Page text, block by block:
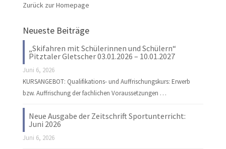
Zurück zur Homepage
Neueste Beiträge
„Skifahren mit Schülerinnen und Schülern“
Pitztaler Gletscher 03.01.2026 – 10.01.2027
Juni 6, 2026
KURSANGEBOT: Qualifikations- und Auffrischungskurs: Erwerb
bzw. Auffrischung der fachlichen Voraussetzungen …
Neue Ausgabe der Zeitschrift Sportunterricht:
Juni 2026
Juni 6, 2026